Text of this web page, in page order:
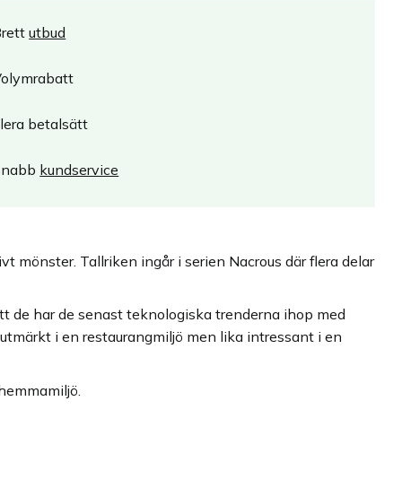
utbud
betalsätt
kundservice
mönster. Tallriken ingår i serien Nacrous där flera delar
de har de senast teknologiska trenderna ihop med
i en restaurangmiljö men lika intressant i en